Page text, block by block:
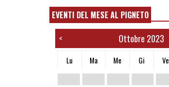
EVENTI DEL MESE AL PIGNETO
< Ottobre 2023
Lu Ma Me Gi Ve